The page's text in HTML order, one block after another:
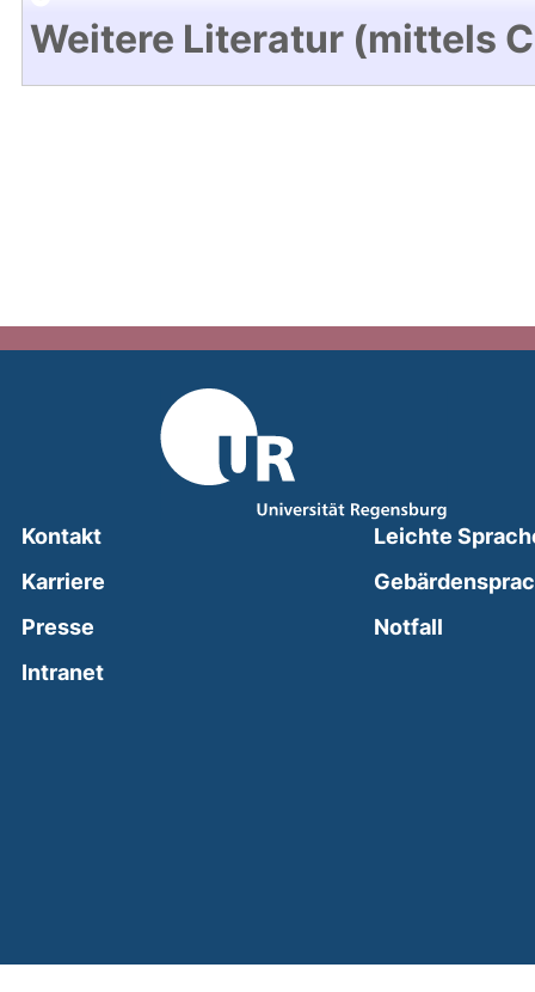
Weitere Literatur (mittels
Kontakt
Karriere
Presse
Intranet(external link, opens in a new window)
Leichte
Notfall